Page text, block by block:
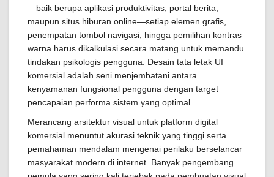
—baik berupa aplikasi produktivitas, portal berita,
maupun situs hiburan online—setiap elemen grafis,
penempatan tombol navigasi, hingga pemilihan kontras
warna harus dikalkulasi secara matang untuk memandu
tindakan psikologis pengguna. Desain tata letak UI
komersial adalah seni menjembatani antara
kenyamanan fungsional pengguna dengan target
pencapaian performa sistem yang optimal.
Merancang arsitektur visual untuk platform digital
komersial menuntut akurasi teknik yang tinggi serta
pemahaman mendalam mengenai perilaku berselancar
masyarakat modern di internet. Banyak pengembang